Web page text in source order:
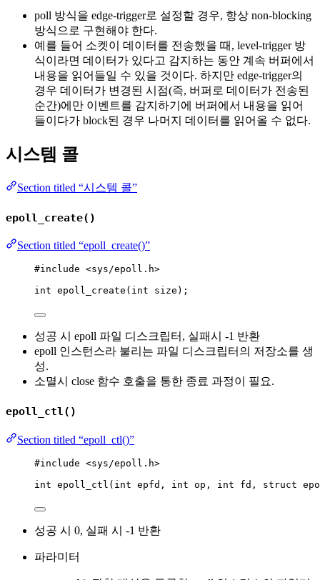
poll 방식을 edge-trigger로 설정할 경우, 항상 non-blocking
방식으로 구현해야 한다.
예를 들어 소켓이 데이터를 전송했을 때, level-trigger 방
식이라면 데이터가 있다고 감지하는 동안 계속 버퍼에서
내용을 읽어들일 수 있을 것이다. 하지만 edge-trigger의
경우 데이터가 변경된 시점(즉, 버퍼로 데이터가 전송된
순간)에만 이벤트를 감지하기에 버퍼에서 내용을 읽어
들이다가 block된 경우 나머지 데이터를 읽어올 수 없다.
시스템 콜
Section titled “시스템 콜”
epoll_create()
Section titled “epoll_create()”
#include <sys/epoll.h>
int epoll_create ( int size );
성공 시 epoll 파일 디스크립터, 실패시 -1 반환
epoll 인스턴스라 불리는 파일 디스크립터의 저장소를 생
성.
소멸시 close 함수 호출을 통한 종료 과정이 필요.
epoll_ctl()
Section titled “epoll_ctl()”
#include <sys/epoll.h>
int epoll_ctl ( int epfd , int op , int fd , struct
성공 시 0, 실패 시 -1 반환
파라미터